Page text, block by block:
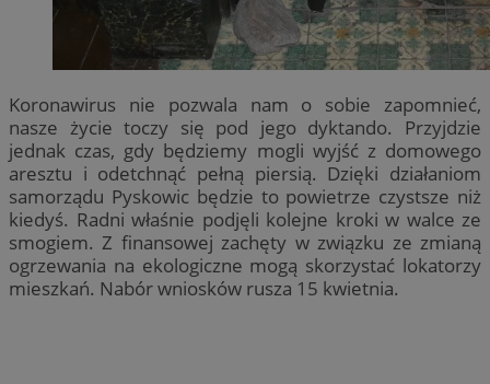
Koronawirus nie pozwala nam o sobie zapomnieć,
nasze życie toczy się pod jego dyktando. Przyjdzie
jednak czas, gdy będziemy mogli wyjść z domowego
aresztu i odetchnąć pełną piersią. Dzięki działaniom
samorządu Pyskowic będzie to powietrze czystsze niż
kiedyś. Radni właśnie podjęli kolejne kroki w walce ze
smogiem. Z finansowej zachęty w związku ze zmianą
ogrzewania na ekologiczne mogą skorzystać lokatorzy
mieszkań. Nabór wniosków rusza 15 kwietnia.